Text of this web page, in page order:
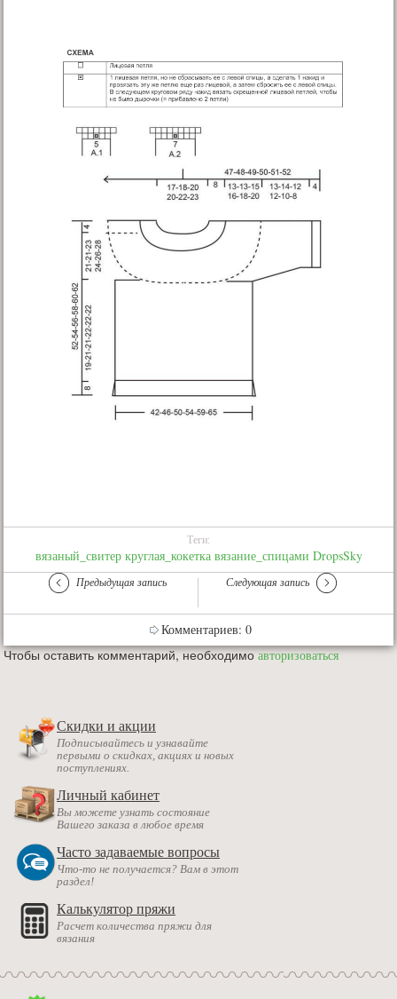
Теги:
вязаный_свитер круглая_кокетка вязание_спицами DropsSky
Предыдущая запись Следующая запись
Комментариев: 0
Чтобы оставить комментарий, необходимоавторизоваться
Скидки и акции
Подписывайтесь и узнавайте
первыми о скидках, акциях и новых
поступлениях.
Личный кабинет
Вы можете узнать состояние
Вашего заказа в любое время
Часто задаваемые вопросы
Что-то не получается? Вам в этот
раздел!
Калькулятор пряжи
Расчет количества пряжи для
вязания